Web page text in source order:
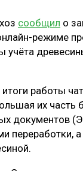
сообщил о
режиме
работы
их
документов
переработки,